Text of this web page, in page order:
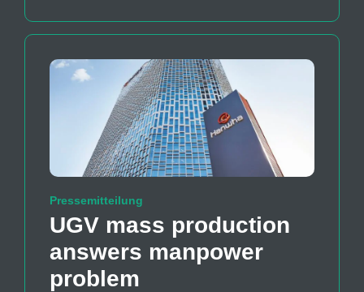
Pressemitteilung
UGV mass production
answers manpower
problem